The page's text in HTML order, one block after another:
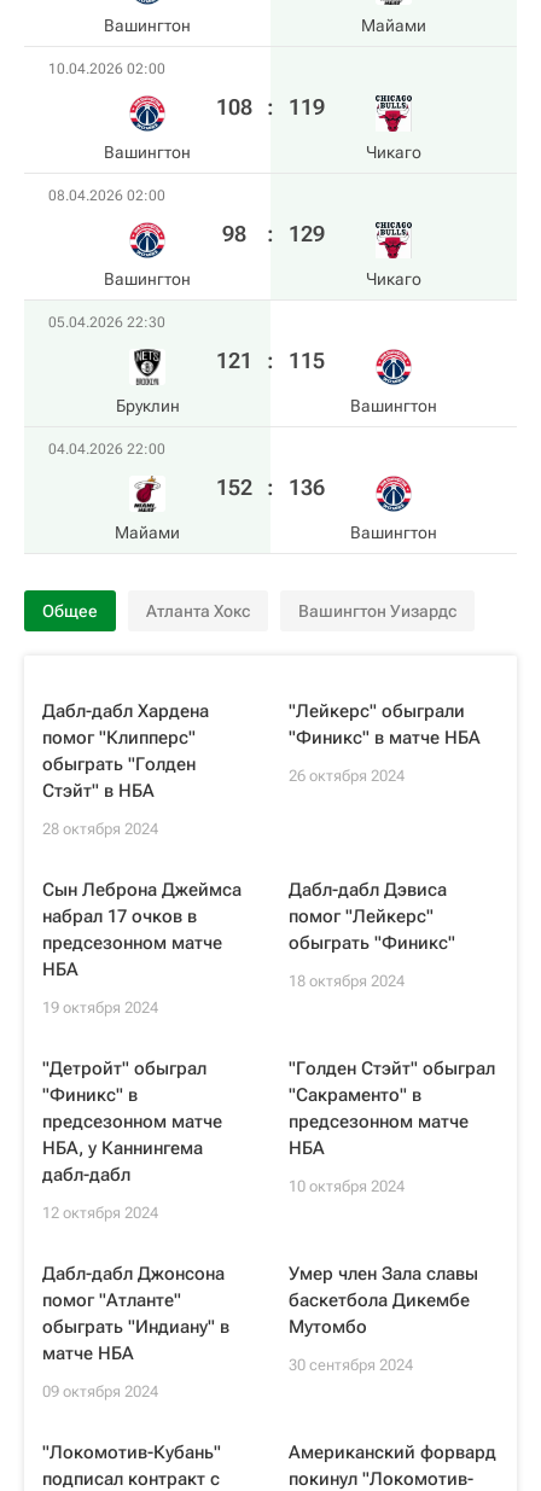
Вашингтон Майами
10.04.2026 02:00
Вашингтон
108 : 119
Чикаго
08.04.2026 02:00
Вашингтон
98 : 129
Чикаго
05.04.2026 22:30
Бруклин
121 : 115
Вашингтон
04.04.2026 22:00
Майами
152 : 136
Вашингтон
Общее Атланта Хокс Вашингтон Уизардс
Дабл-дабл Хардена
помог "Клипперс"
обыграть "Голден
Стэйт" в НБА
28 октября 2024
"Лейкерс" обыграли
"Финикс" в матче НБА
26 октября 2024
Сын Леброна Джеймса
набрал 17 очков в
предсезонном матче
НБА
19 октября 2024
Дабл-дабл Дэвиса
помог "Лейкерс"
обыграть "Финикс"
18 октября 2024
"Детройт" обыграл
"Финикс" в
предсезонном матче
НБА, у Каннингема
дабл-дабл
12 октября 2024
"Голден Стэйт" обыграл
"Сакраменто" в
предсезонном матче
НБА
10 октября 2024
Дабл-дабл Джонсона
помог "Атланте"
обыграть "Индиану" в
матче НБА
09 октября 2024
Умер член Зала славы
баскетбола Дикембе
Мутомбо
30 сентября 2024
"Локомотив-Кубань"
подписал контракт с
Американский форвард
покинул "Локомотив-